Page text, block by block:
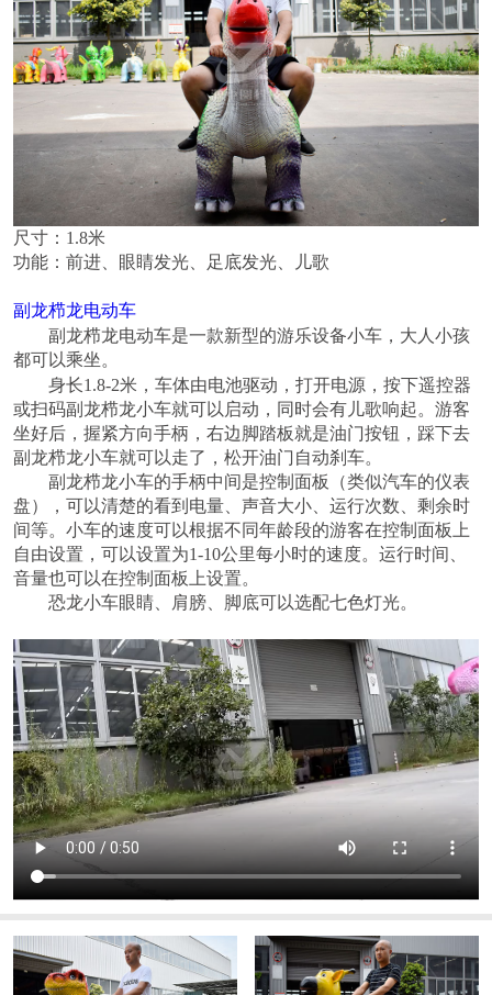
尺寸：1.8米
功能：前进、眼睛发光、足底发光、儿歌
副龙栉龙电动车
副龙栉龙电动车是一款新型的游乐设备小车，大人小孩
都可以乘坐。
身长1.8-2米，车体由电池驱动，打开电源，按下遥控器
或扫码副龙栉龙小车就可以启动，同时会有儿歌响起。游客
坐好后，握紧方向手柄，右边脚踏板就是油门按钮，踩下去
副龙栉龙小车就可以走了，松开油门自动刹车。
副龙栉龙小车的手柄中间是控制面板（类似汽车的仪表
盘），可以清楚的看到电量、声音大小、运行次数、剩余时
间等。小车的速度可以根据不同年龄段的游客在控制面板上
自由设置，可以设置为1-10公里每小时的速度。运行时间、
音量也可以在控制面板上设置。
恐龙小车眼睛、肩膀、脚底可以选配七色灯光。